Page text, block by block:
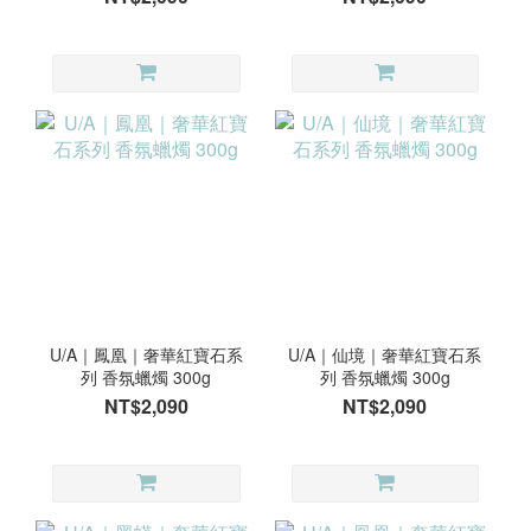
U/A｜鳳凰｜奢華紅寶石系
列 香氛蠟燭 300g
NT$2,090
U/A｜仙境｜奢華紅寶石系
列 香氛蠟燭 300g
NT$2,090